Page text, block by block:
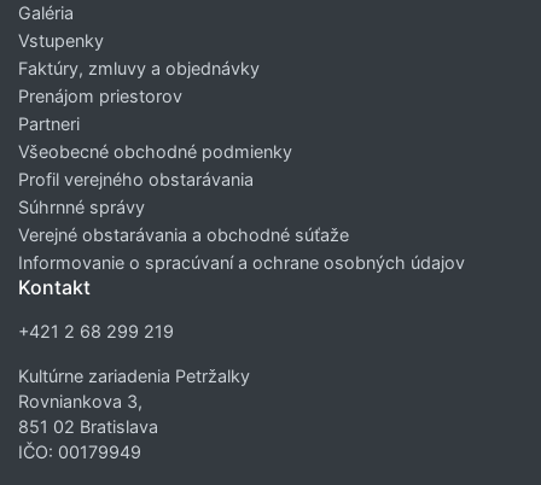
Galéria
Vstupenky
Faktúry, zmluvy a objednávky
Prenájom priestorov
Partneri
Všeobecné obchodné podmienky
Profil verejného obstarávania
Súhrnné správy
Verejné obstarávania a obchodné súťaže
Informovanie o spracúvaní a ochrane osobných údajov
Kontakt
+421 2 68 299 219
Kultúrne zariadenia Petržalky
Rovniankova 3,
851 02 Bratislava
IČO: 00179949